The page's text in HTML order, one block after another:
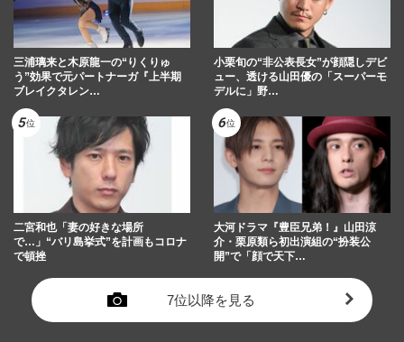
三浦璃来と木原龍一の“りくりゅ
う”効果で元パートナーガ『上半期
ブレイクタレン…
小栗旬の“非公表長女”が顔隠しデビ
ュー、透ける山田優の「スーパーモ
デルに」野…
二宮和也「妻の好きな場所
で…」“バリ島挙式”を計画もコロナ
で頓挫
大河ドラマ『豊臣兄弟！』山田涼
介・栗原類ら初出演組の“扮装公
開”で「顔で天下…
7位以降を見る